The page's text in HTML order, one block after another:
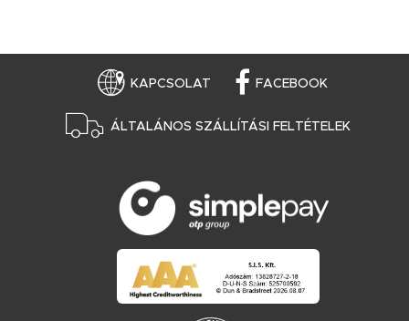
KAPCSOLAT FACEBOOK
ÁLTALÁNOS SZÁLLÍTÁSI FELTÉTELEK